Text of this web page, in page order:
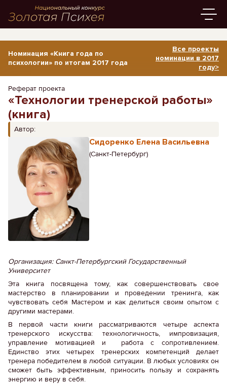
Номинация «Книга года по
психологии» по итогам 2017 года
Все проекты
номинации в 2017
году>
Реферат проекта
«Технологии тренерской работы»
(книга)
Автор:
Сидоренко Елена Васильевна
(Санкт-Петербург)
Организация: Санкт-Петербургский Государственный
Университет
Эта книга посвящена тому, как совершенствовать свое
мастерство в планировании и проведении тренинга, как
чувствовать себя Мастером и как делиться своим опытом с
другими мастерами.
В первой части книги рассматриваются четыре аспекта
тренерского искусства: технологичность, импровизация,
управление мотивацией и работа с сопротивлением.
Единство этих четырех тренерских компетенций делает
тренера победителем в любой ситуации. В любых условиях он
сможет быть эффективным, приносить пользу и сохранять
энергию и веру в себя.